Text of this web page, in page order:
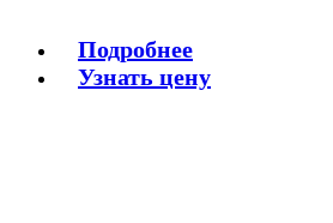
Подробнее
Узнать цену